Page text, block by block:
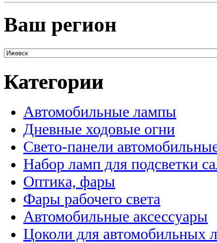
Ваш регион
Категории
Автомобильные лампы
Дневные ходовые огни
Свето-панели
Набор ламп для подсветки
Оптика, фары
Фары рабочего света
Автомобильные аксессуары
Цоколи для автомобильных